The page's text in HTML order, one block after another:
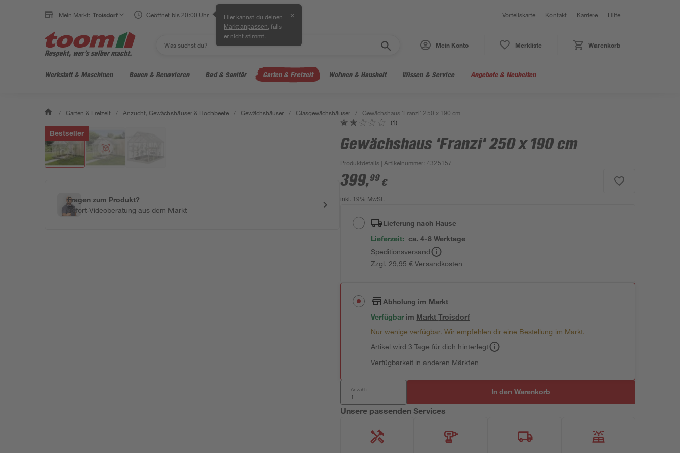
Mein Markt: Troisdorf Geöffnet bis 20:00 Uhr Hier kannst du deinen
Markt anpassen , falls
er nicht stimmt.
✕ Vorteilskarte Kontakt Karriere Hilfe
Mein Konto Merkliste Warenkorb
Werkstatt & Maschinen Bauen & Renovieren Bad & Sanitär Garten & Freizeit Wohnen & Haushalt Wissen & Service Angebote & Neuheiten
/ Garten & Freizeit / Anzucht, Gewächshäuser & Hochbeete / Gewächshäuser / Glasgewächshäuser / Gewächshaus 'Franzi' 250 x 190 cm
Bestseller
Fragen zum Produkt?
Sofort-Videoberatung aus dem Markt
(1)
Gewächshaus 'Franzi' 250 x 190 cm
Produktdetails | Artikelnummer:4325157
399,99 €
inkl. 19% MwSt.
Lieferung nach Hause
Lieferzeit: ca. 4-8 Werktage
Speditionsversand
Zzgl. 29,95 € Versandkosten
Abholung im Markt
Verfügbar im MarktTroisdorf
Nur wenige verfügbar. Wir empfehlen dir eine Bestellung im Markt.
Artikel wird 3 Tage für dich hinterlegt
Verfügbarkeit in anderen Märkten
Anzahl: In den Warenkorb
Unsere passenden Services